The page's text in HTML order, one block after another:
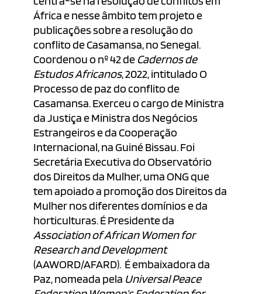
África e nesse âmbito tem projeto e
publicações sobre a resolução do
conflito de Casamansa, no Senegal.
Coordenou o nº 42 de Cadernos de
Estudos Africanos, 2022, intitulado O
Processo de paz do conflito de
Casamansa. Exerceu o cargo de Ministra
da Justiça e Ministra dos Negócios
Estrangeiros e da Cooperação
Internacional, na Guiné Bissau. Foi
Secretária Executiva do Observatório
dos Direitos da Mulher, uma ONG que
tem apoiado a promoção dos Direitos da
Mulher nos diferentes domínios e da
horticulturas. É Presidente da
Association of African Women for
Research and Development
(AAWORD/AFARD). É embaixadora da
Paz, nomeada pela Universal Peace